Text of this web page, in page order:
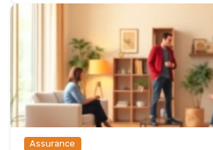
Assurance